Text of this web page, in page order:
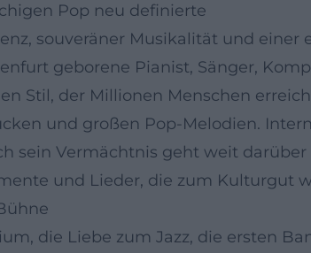
Pop neu definierte
souveräner Musikalität und
geborene Pianist, Sänger,
Stil, der Millionen Menschen
und großen Pop-Melodien.
sein Vermächtnis geht weit
und Lieder, die zum Kulturgut
die Liebe zum Jazz, die ersten